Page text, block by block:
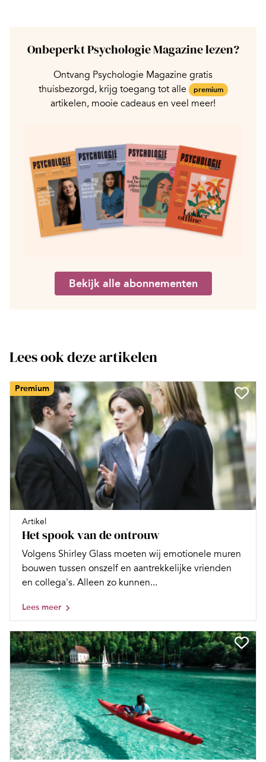
Onbeperkt Psychologie Magazine lezen?
Ontvang Psychologie Magazine gratis
thuisbezorgd, krijg toegang tot alle
premium
artikelen, mooie cadeaus en veel meer!
Bekijk alle abonnementen
Lees ook deze artikelen
Premium
Artikel
Het spook van de ontrouw
Volgens Shirley Glass moeten wij emotionele muren
bouwen tussen onszelf en aantrekkelijke vrienden
en collega's. Alleen zo kunnen...
Lees meer